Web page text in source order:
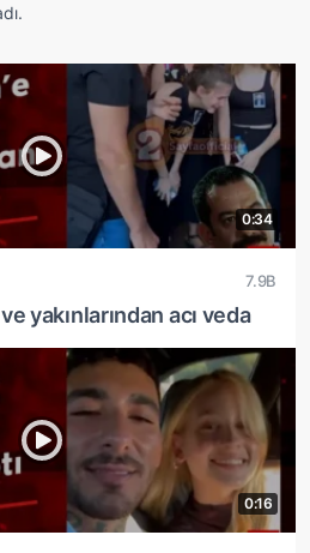
0:34
7.9B
yakınlarından acı veda
0:16